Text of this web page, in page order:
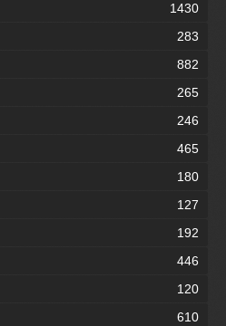
1430
283
882
265
246
465
180
127
192
446
120
610